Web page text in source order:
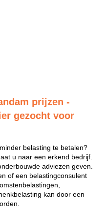
prijzen -
gezocht voor
belasting te betalen?
u naar een erkend bedrijf.
adviezen geven.
of een belastingconsulent
kan door een